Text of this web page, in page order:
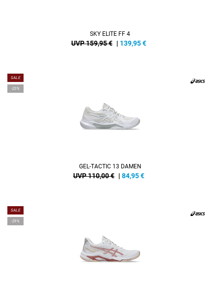
SKY ELITE FF 4
UVP 159,95 € | 139,95€
SALE
-23%
GEL-TACTIC 13 DAMEN
UVP 110,00 € | 84,95€
SALE
-29%